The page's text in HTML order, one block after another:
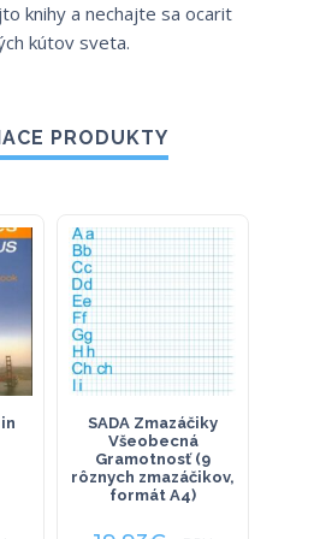
knihy a nechajte sa ocarit
kútov sveta.
PRODUKTY
SADA Zmazáčiky
Všeobecná
Gramotnosť (9
rôznych zmazáčikov,
formát A4)